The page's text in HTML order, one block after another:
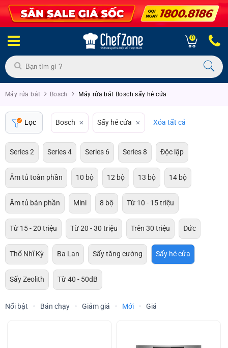
0
Máy rửa bát Bosch Máy rửa bát Bosch sấy hé cửa
Lọc Bosch Sấy hé cửa Xóa tất cả
Series 2 Series 4 Series 6 Series 8 Độc lập
Âm tủ toàn phần 10 bộ 12 bộ 13 bộ 14 bộ
Âm tủ bán phần Mini 8 bộ Từ 10 - 15 triệu
Từ 15 - 20 triệu Từ 20 - 30 triệu Trên 30 triệu Đức
Thổ Nhĩ Kỳ Ba Lan Sấy tăng cường Sấy hé cửa
Sấy Zeolith Từ 40 - 50dB
Nổi bật Bán chạy Giảm giá Mới Giá